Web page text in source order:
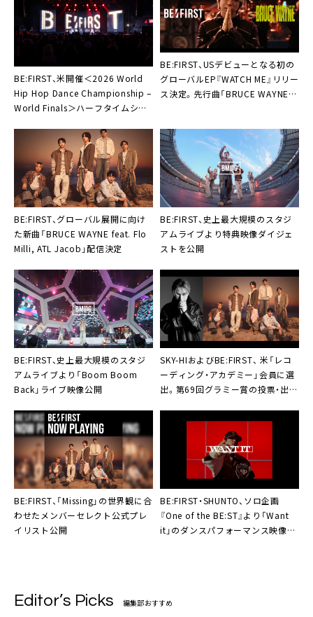
BE:FIRST、米開催＜2026 World
Hip Hop Dance Championship –
World Finals＞ハーフタイムショ
BE:FIRST、USデビューとなる初の
グローバルEP『WATCH ME』リリー
ス決定。先行曲「BRUCE WAYNE」
BE:FIRST、グローバル展開に向け
た新曲「BRUCE WAYNE feat. Flo
Milli, ATL Jacob」配信決定
BE:FIRST、史上最大規模のスタジ
アムライブより特典映像ダイジェ
ストを公開
BE:FIRST、史上最大規模のスタジ
アムライブより「Boom Boom
Back」ライブ映像公開
SKY-HIおよびBE:FIRST、 米「レコ
ーディング・アカデミー」会員に選
出。第69回グラミー賞の投票・出席
BE:FIRST、「Missing」の世界観に合
わせたメンバーセレクト公式プレ
イリスト公開
BE:FIRST・SHUNTO、ソロ企画
『One of the BE:ST』より「Want
it」のダンスパフォーマンス映像公
Editor’s Picks 編集部おすすめ